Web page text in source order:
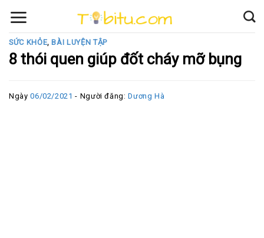
content
SỨC KHỎE, BÀI LUYỆN TẬP
8 thói quen giúp đốt cháy mỡ bụng
Ngày06/02/2021 - Người đăng:Dương Hà